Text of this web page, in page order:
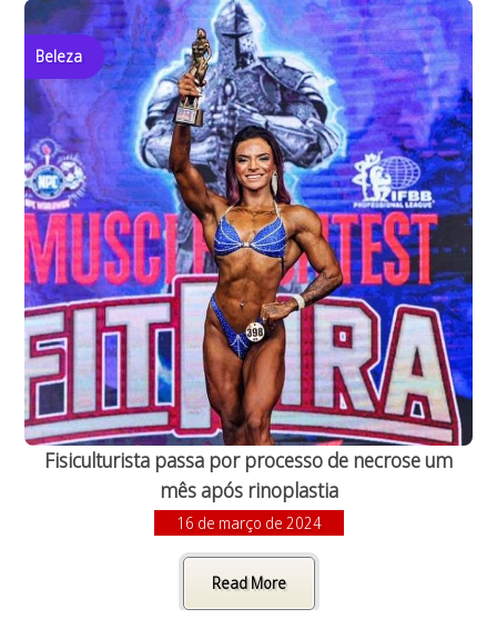
Beleza
Fisiculturista passa por processo de necrose um
mês após rinoplastia
16 de março de 2024
Read More